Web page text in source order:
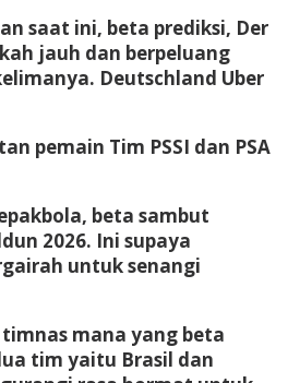
saat ini, beta prediksi, Der
jauh dan berpeluang
Deutschland Uber
pemain Tim PSSI dan PSA
beta sambut
2026. Ini supaya
untuk senangi
mana yang beta
tim yaitu Brasil dan